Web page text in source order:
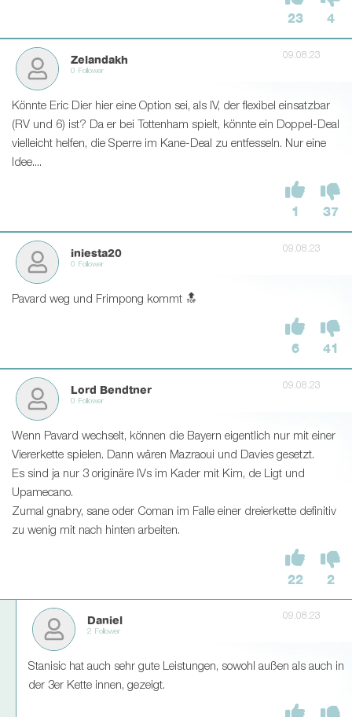
23 4
Zelandakh
0 Follower
09.08.23
Könnte Eric Dier hier eine Option sei, als IV, der flexibel einsatzbar
(RV und 6) ist? Da er bei Tottenham spielt, könnte ein Doppel-Deal
vielleicht helfen, die Sperre im Kane-Deal zu entfesseln. Nur eine
Idee....
1 37
iniesta20
0 Follower
09.08.23
Pavard weg und Frimpong kommt 🔝
6 41
Lord Bendtner
0 Follower
09.08.23
Wenn Pavard wechselt, können die Bayern eigentlich nur mit einer
Viererkette spielen. Dann wären Mazraoui und Davies gesetzt.
Es sind ja nur 3 originäre IVs im Kader mit Kim, de Ligt und
Upamecano.
Zumal gnabry, sane oder Coman im Falle einer dreierkette definitiv
zu wenig mit nach hinten arbeiten.
22 2
Daniel
2 Follower
09.08.23
Stanisic hat auch sehr gute Leistungen, sowohl außen als auch in
der 3er Kette innen, gezeigt.